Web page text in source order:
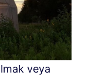
veya